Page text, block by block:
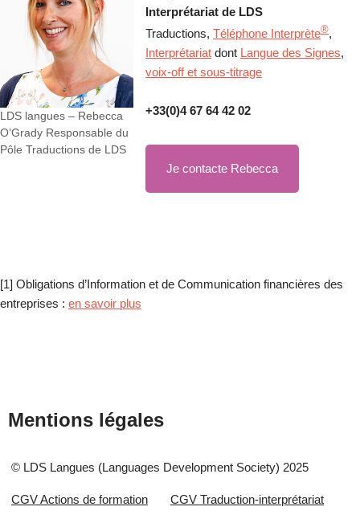
LDS langues – Rebecca
OʼGrady Responsable du
Pôle Traductions de LDS
Interprétariat de LDS
Traductions, Téléphone Interprète®,
Interprétariat dont Langue des Signes,
voix-off et sous-titrage
+33(0)4 67 64 42 02
Je contacte Rebecca
[1] Obligations d’Information et de Communication financières des
entreprises : en savoir plus
Mentions légales
© LDS Langues (Languages Development Society) 2025
CGV Actions de formation CGV Traduction-interprétariat